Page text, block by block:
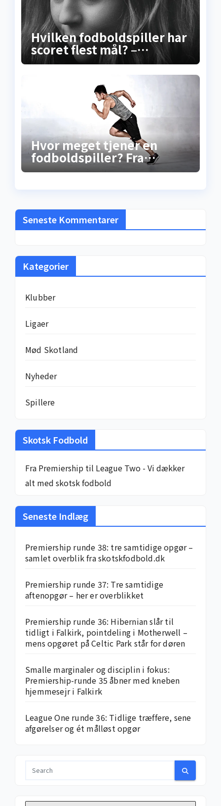
Hvilken fodboldspiller har
scoret flest mål? –
Sandheden bag
Hvor meget tjener en
fodboldspiller? Fra
gadebold til
løncheckene
Seneste Kommentarer
Kategorier
Klubber
Ligaer
Mød Skotland
Nyheder
Spillere
Skotsk Fodbold
Fra Premiership til League Two - Vi dækker
alt med skotsk fodbold
Seneste Indlæg
Premiership runde 38: tre samtidige opgør –
samlet overblik fra skotskfodbold.dk
Premiership runde 37: Tre samtidige
aftenopgør – her er overblikket
Premiership runde 36: Hibernian slår til
tidligt i Falkirk, pointdeling i Motherwell –
mens opgøret på Celtic Park står for døren
Smalle marginaler og disciplin i fokus:
Premiership-runde 35 åbner med kneben
hjemme­sejr i Falkirk
League One runde 36: Tidlige træffere, sene
afgørelser og ét målløst opgør